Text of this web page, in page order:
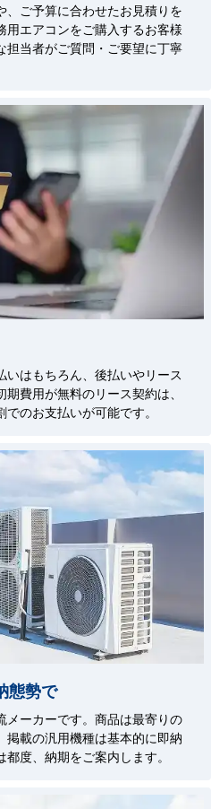
ご予算に合わせたお見積りを
用エアコンをご購入するお客様
担当者がご質問・ご要望に丁寧
はもちろん、後払いやリース
費用が無料のリース契約は、
のお支払いが可能です。
態勢で
メーカーです。商品は最寄りの
載の汎用機種は基本的に即納
度、納期をご案内します。